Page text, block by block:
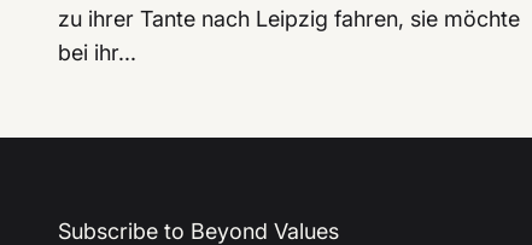
zu ihrer Tante nach Leipzig fahren, sie möchte
bei ihr...
Subscribe to Beyond Values